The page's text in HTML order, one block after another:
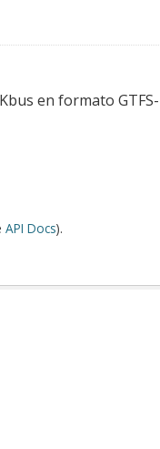
en formato GTFS-
API Docs).